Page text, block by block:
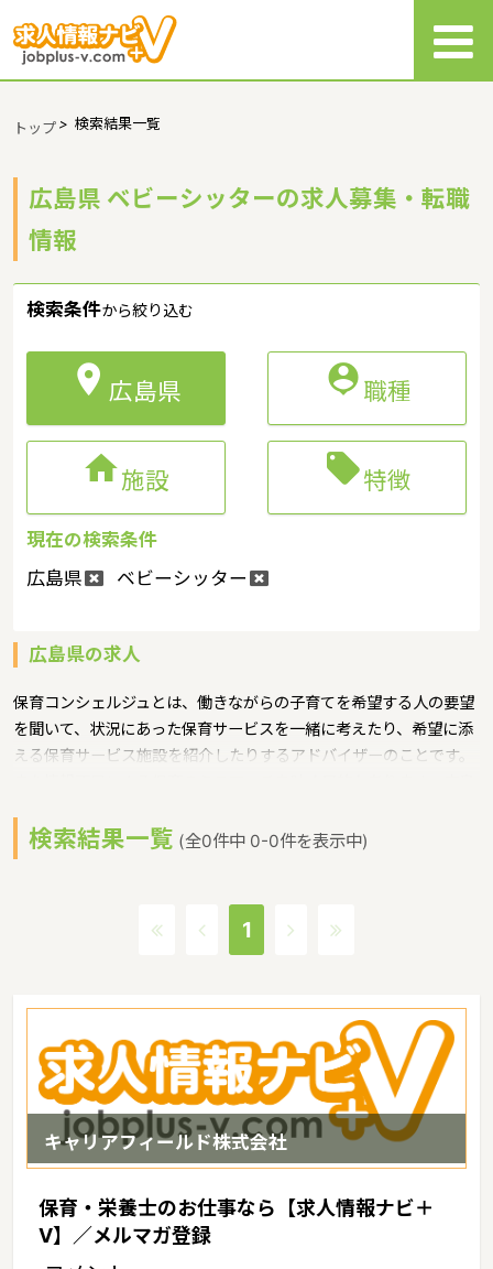
トップ> 検索結果一覧
広島県 ベビーシッターの求人募集・転職
情報
検索条件から絞り込む
 広島県 職種
施設 特徴
現在の検索条件
広島県
ベビーシッター
広島県の求人
保育コンシェルジュとは、働きながらの子育てを希望する人の要望
を聞いて、状況にあった保育サービスを一緒に考えたり、希望に添
える保育サービス施設を紹介したりするアドバイザーのことです。
する取り組みを行っています。 広島県の政令指定都市は広島市、人
口は2832035人（2017/5/1現在）です。広島県内には、保育所や
6.4万円（2017年10月賃貸住宅 D-room調べ） 広島県は、原爆ド
り、観光地としても魅力的な都市であるというような特徴があるエ
リアです。
検索結果一覧 (全0件中 0-0件を表示中)
1
キャリアフィールド株式会社
保育・栄養士のお仕事なら【求人情報ナビ＋
V】／メルマガ登録